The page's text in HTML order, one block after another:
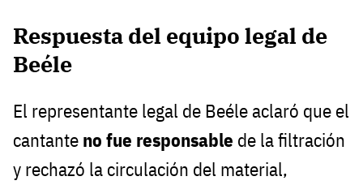
Respuesta del equipo legal de
Beéle
El representante legal de Beéle aclaró que el
cantante no fue responsable de la filtración
y rechazó la circulación del material,